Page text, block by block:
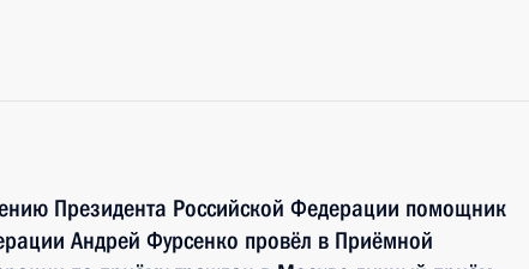
Президента Российской Федерации помощник
Андрей Фурсенко провёл в Приёмной